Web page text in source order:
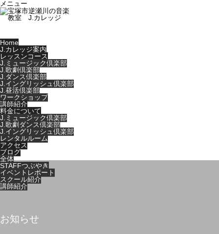
メニュー
Home
J.カレッジ案内
レッスンコース
J.ミュージック倶楽部
J.歌劇倶楽部
J.ダンス倶楽部
J.イングリッシュ倶楽部
J.昼活倶楽部
ワークショップ
講師紹介
料金について
J.ミュージック倶楽部
J.歌劇ダンス倶楽部
J.イングリッシュ倶楽部
レンタルルーム
アクセス
ブログ
全体
STAFFつぶやき
イベントレポート
スクール紹介
講師紹介
お知らせ